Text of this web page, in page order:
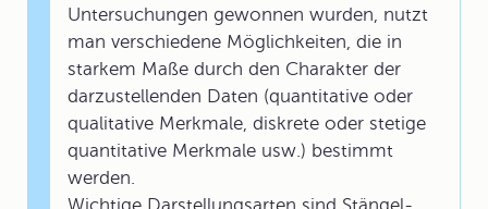
Untersuchungen gewonnen wurden, nutzt
man verschiedene Möglichkeiten, die in
starkem Maße durch den Charakter der
darzustellenden Daten (quantitative oder
qualitative Merkmale, diskrete oder stetige
quantitative Merkmale usw.) bestimmt
werden.